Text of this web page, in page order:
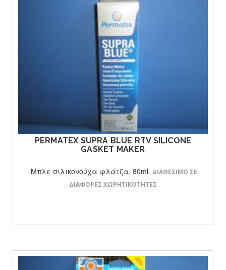
ΔΕΙΤΕ ΤΟ ΠΡΟΙΟΝ
PERMATEX SUPRA BLUE RTV SILICONE
GASKET MAKER
Μπλε σιλικονούχα φλάτζα, 80ml. ΔΙΑΘΕΣΙΜΟ ΣΕ
ΔΙΑΦΟΡΕΣ ΧΩΡΗΤΙΚΌΤΗΤΕΣ